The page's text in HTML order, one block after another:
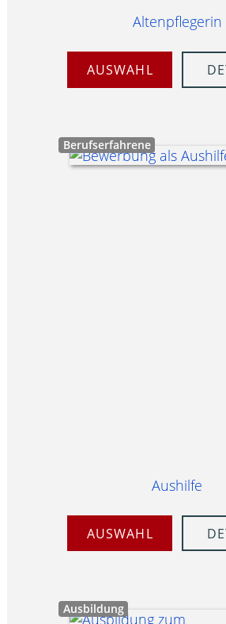
Altenpflegerin
AUSWAHL
Berufserfahrene
Aushilfe
AUSWAHL
Ausbildung